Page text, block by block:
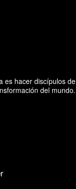
es hacer discípulos de
del mundo.